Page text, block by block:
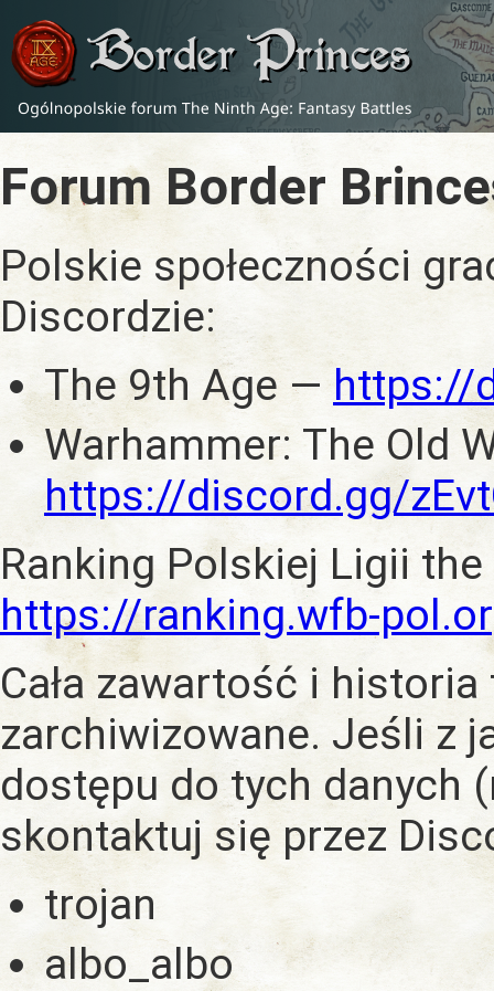
Forum Border
Polskie społeczności
Discordzie:
The 9th Age —https://
Warhammer: The Old
https://discord.gg/
Ranking Polskiej Ligii
https://ranking.wfb-
Cała zawartość i historia
zarchiwizowane. Jeśli z
dostępu do tych danych
skontaktuj się przez
trojan
albo_albo